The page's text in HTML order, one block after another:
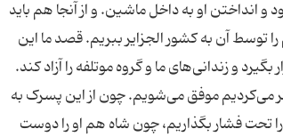
شهرام بود و انداختن او به داخل ماشین. و از آنجا هم باید
را توسط آن به کشور الجزایر ببریم. قصد ما این
می‌کردیم موفق می‌شویم. چون از این پسرک به
تحت فشار بگذاریم، چون شاه هم او را دوست